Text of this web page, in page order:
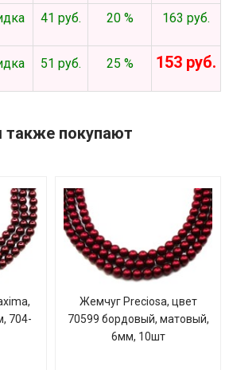
41 руб. 20 % 163 руб.
51 руб. 25 % 153 руб.
также покупают
704-
Жемчуг Preciosa, цвет
70599 бордовый, матовый,
6мм, 10шт